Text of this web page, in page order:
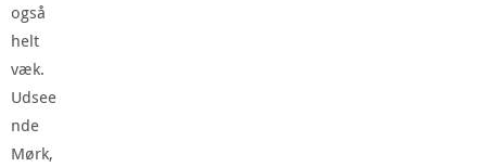
også
helt
væk.
Udsee
nde
Mørk,